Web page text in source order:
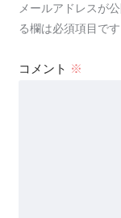
メールアドレスが
る欄は必須項目です
コメント ※